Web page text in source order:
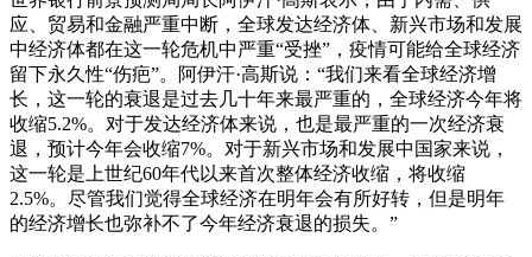
应、贸易和金融严重中断，全球发达经济体、新兴市场和发展
中经济体都在这一轮危机中严重“受挫”，疫情可能给全球经济
留下永久性“伤疤”。阿伊汗·高斯说：“我们来看全球经济增
长，这一轮的衰退是过去几十年来最严重的，全球经济今年将
收缩5.2%。对于发达经济体来说，也是最严重的一次经济衰
退，预计今年会收缩7%。对于新兴市场和发展中国家来说，
这一轮是上世纪60年代以来首次整体经济收缩，将收缩
2.5%。尽管我们觉得全球经济在明年会有所好转，但是明年
的经济增长也弥补不了今年经济衰退的损失。”